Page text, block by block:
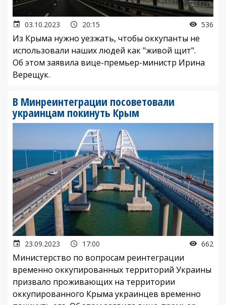
03.10.2023 20:15 536
Из Крыма нужно уезжать, чтобы оккупанты не
использовали наших людей как "живой щит".
Об этом заявила вице-премьер-министр Ирина
Верещук.
В Минреинтеграции посоветовали
украинцам покинуть Крым
23.09.2023 17:00 662
Министерство по вопросам реинтеграции
временно оккупированных территорий Украины
призвало проживающих на территории
оккупированного Крыма украинцев временно